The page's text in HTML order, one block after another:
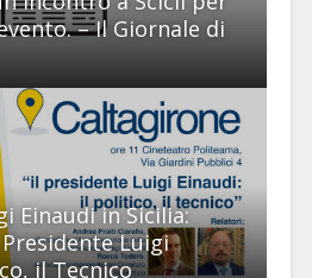
– Il Giornale di
Einaudi in Sicilia:
Luigi
il Tecnico